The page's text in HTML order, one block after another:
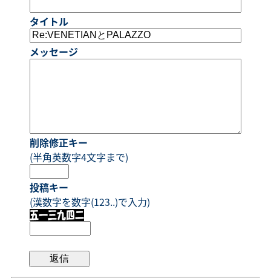
タイトル
メッセージ
削除修正キー
(半角英数字4文字まで)
投稿キー
(漢数字を数字(123..)で入力)